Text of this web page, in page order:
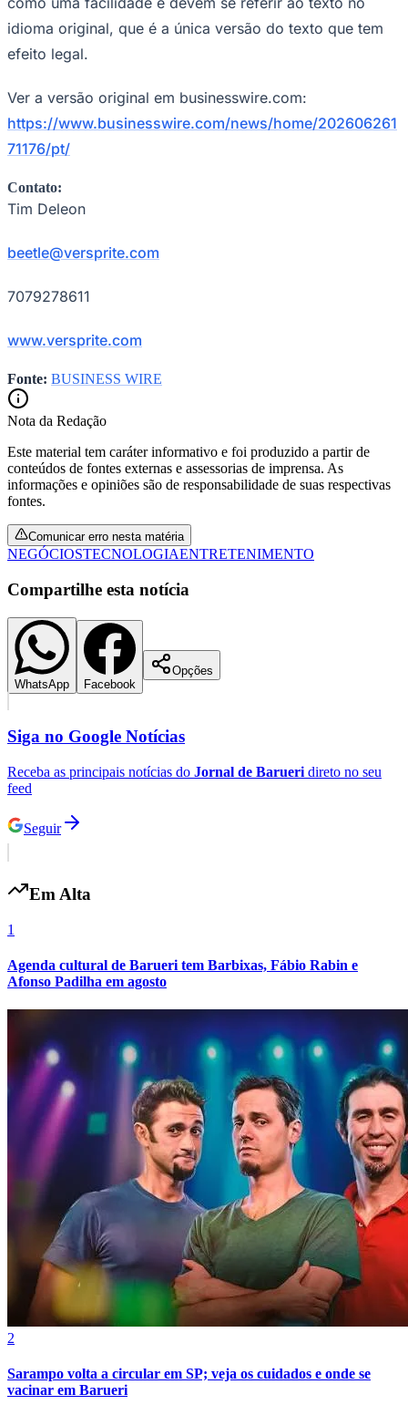
Internacional
Atlético-MG
Cruzeiro
idioma original, que é a única versão do texto que tem
efeito legal.
Ver a versão original em businesswire.com:
https://www.businesswire.com/news/home/202606261
71176/pt/
Contato:
Tim Deleon
beetle@versprite.com
7079278611
www.versprite.com
Fonte: BUSINESS WIRE
Nota da Redação
Este material tem caráter informativo e foi produzido a partir de
conteúdos de fontes externas e assessorias de imprensa. As
informações e opiniões são de responsabilidade de suas respectivas
fontes.
Comunicar erro nesta matéria
NEGÓCIOSTECNOLOGIAENTRETENIMENTO
Compartilhe esta notícia
WhatsApp Facebook
Opções
Siga no Google Notícias
Receba as principais notícias do Jornal de Barueri direto no seu
feed
Seguir
Em Alta
1
Agenda cultural de Barueri tem Barbixas, Fábio Rabin e
Afonso Padilha em agosto
2
Sarampo volta a circular em SP; veja os cuidados e onde se
vacinar em Barueri